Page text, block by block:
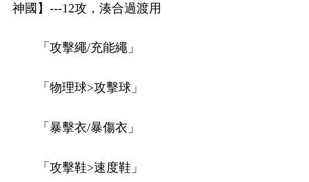
神國】---12攻，湊合過渡用
「攻擊繩/充能繩」
「物理球>攻擊球」
「暴擊衣/暴傷衣」
「攻擊鞋>速度鞋」